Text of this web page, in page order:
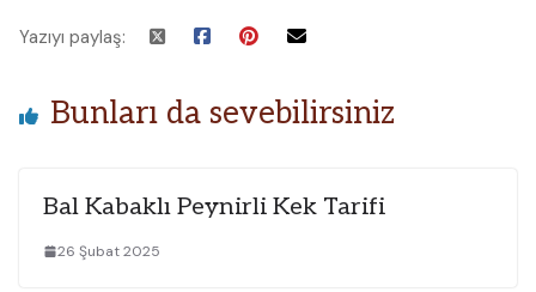
Yazıyı paylaş:
Bunları da sevebilirsiniz
Bal Kabaklı Peynirli Kek Tarifi
26 Şubat 2025